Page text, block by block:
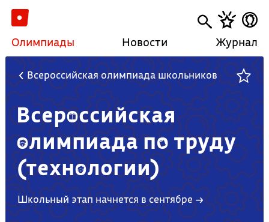
Олимпиады Новости Журнал
Всероссийская олимпиада школьников
Всероссийская
олимпиада по труду
(технологии)
Школьный этап начнется в сентябре →